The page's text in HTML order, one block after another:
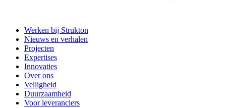
Werken bij Strukton
Nieuws en verhalen
Projecten
Expertises
Innovaties
Over ons
Veiligheid
Duurzaamheid
Voor leveranciers